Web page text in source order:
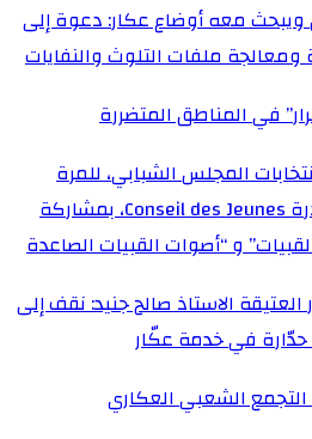
معه أوضاع عكار: دعوة إلى
ملفات التلوث والنفايات
في المناطق المتضررة
المجلس الشبابي، للمرة
الاولى ،في إطار مبادرة Conseil des Jeunes، بمشاركة
و “أصوات القبيات الصاعدة
الاستاذ صالح جنيد: نقف إلى
في خدمة عكّار
الشعبي العكاري